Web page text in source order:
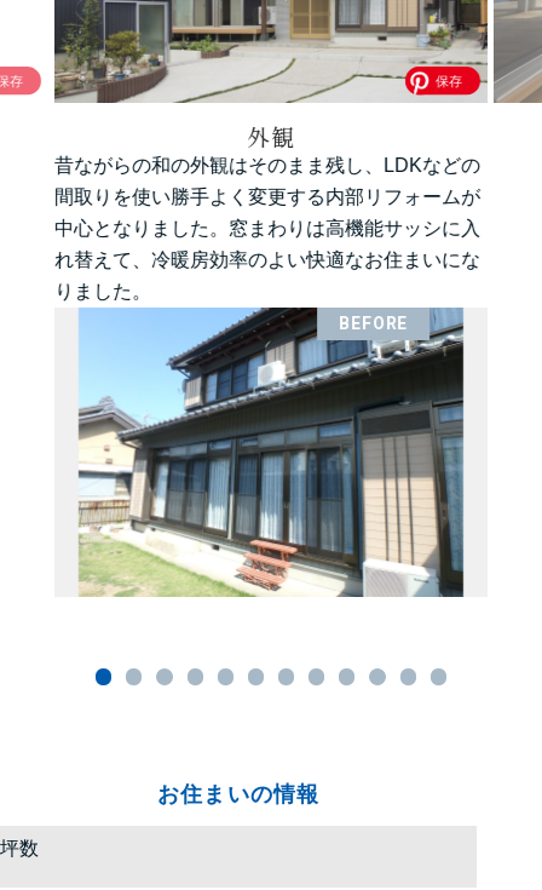
外観
昔ながらの和の外観はそのまま残し、LDKなどの
間取りを使い勝手よく変更する内部リフォームが
中心となりました。窓まわりは高機能サッシに入
れ替えて、冷暖房効率のよい快適なお住まいにな
りました。
お住まいの情報
坪数